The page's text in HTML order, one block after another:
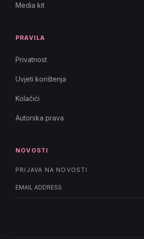
Media kit
PRAVILA
Privatnost
Uvjeti korištenja
Kolačići
Autorska prava
NOVOSTI
PRIJAVA NA NOVOSTI